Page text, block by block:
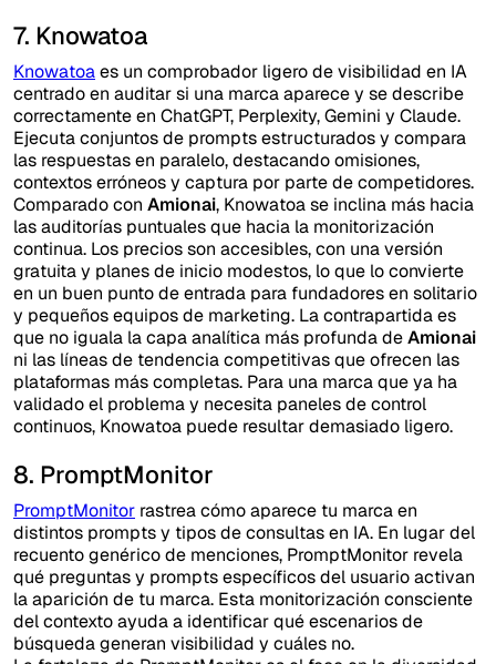
7. Knowatoa
Knowatoaes un comprobador ligero de visibilidad en IA
centrado en auditar si una marca aparece y se describe
correctamente en ChatGPT, Perplexity, Gemini y Claude.
Ejecuta conjuntos de prompts estructurados y compara
las respuestas en paralelo, destacando omisiones,
contextos erróneos y captura por parte de competidores.
Comparado con Amionai, Knowatoa se inclina más hacia
las auditorías puntuales que hacia la monitorización
continua. Los precios son accesibles, con una versión
gratuita y planes de inicio modestos, lo que lo convierte
en un buen punto de entrada para fundadores en solitario
y pequeños equipos de marketing. La contrapartida es
que no iguala la capa analítica más profunda deAmionai
ni las líneas de tendencia competitivas que ofrecen las
plataformas más completas. Para una marca que ya ha
validado el problema y necesita paneles de control
continuos, Knowatoa puede resultar demasiado ligero.
8. PromptMonitor
PromptMonitor rastrea cómo aparece tu marca en
distintos prompts y tipos de consultas en IA. En lugar del
recuento genérico de menciones, PromptMonitor revela
qué preguntas y prompts específicos del usuario activan
la aparición de tu marca. Esta monitorización consciente
del contexto ayuda a identificar qué escenarios de
búsqueda generan visibilidad y cuáles no.